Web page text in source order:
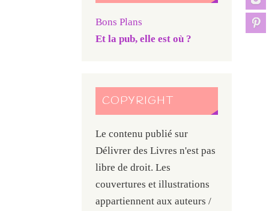
Bons Plans
Et la pub, elle est où ?
COPYRIGHT
Le contenu publié sur
Délivrer des Livres n'est pas
libre de droit. Les
couvertures et illustrations
appartiennent aux auteurs /